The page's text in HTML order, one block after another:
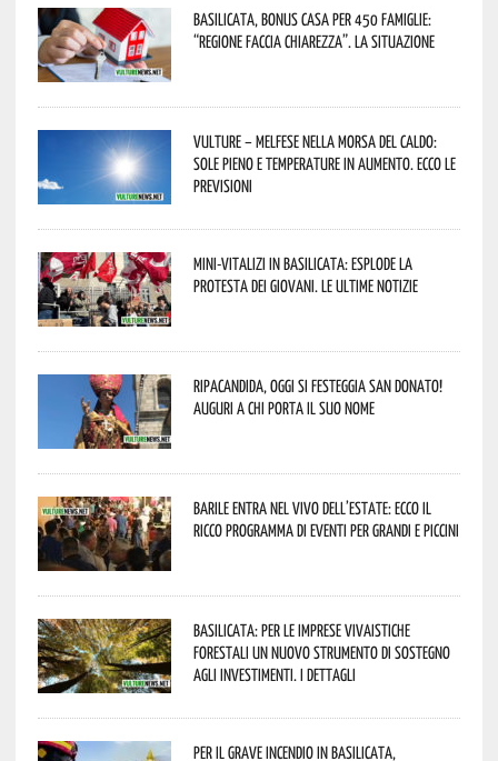
Basilicata, Bonus casa per 450 famiglie:
“Regione faccia chiarezza”. La situazione
Vulture – melfese nella morsa del caldo:
sole pieno e temperature in aumento. Ecco le
previsioni
Mini-vitalizi in Basilicata: esplode la
protesta dei giovani. Le ultime notizie
Ripacandida, oggi si festeggia San Donato!
Auguri a chi porta il suo nome
Barile entra nel vivo dell’estate: ecco il
ricco programma di eventi per grandi e piccini
Basilicata: per le imprese vivaistiche
forestali un nuovo strumento di sostegno
agli investimenti. I dettagli
Per il grave incendio in Basilicata,